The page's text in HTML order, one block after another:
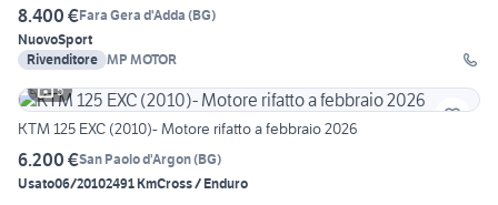
8.400 €Fara Gera d'Adda (BG)
NuovoSport
Rivenditore MP MOTOR
5
KTM 125 EXC (2010)- Motore rifatto a febbraio 2026
6.200 €San Paolo d'Argon(BG)
Usato06/20102491 KmCross / Enduro